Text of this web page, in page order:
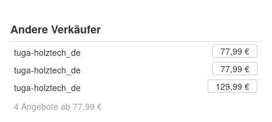
Andere Verkäufer
tuga-holztech_de
77,99 €
tuga-holztech_de
77,99 €
tuga-holztech_de
129,99 €
4 Angebote ab 77,99 €